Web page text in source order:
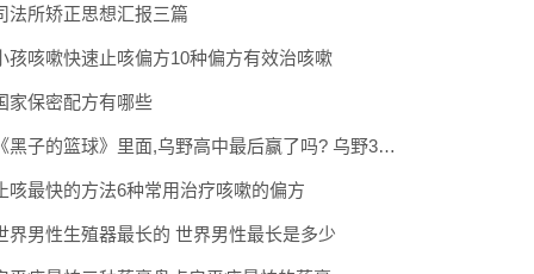
法所矫正思想汇报三篇
孩咳嗽快速止咳偏方10种偏方有效治咳嗽
家保密配方有哪些
《黑子的篮球》里面,乌野高中最后赢了吗? 乌野3年拿到全国冠军了吗
咳最快的方法6种常用治疗咳嗽的偏方
界男性生殖器最长的 世界男性最长是多少